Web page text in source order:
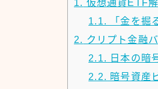
1. 仮想通貨ETF
1.1.
「金を掘
2. クリプト金融
2.1.
日本の暗
2.2. 暗号資産